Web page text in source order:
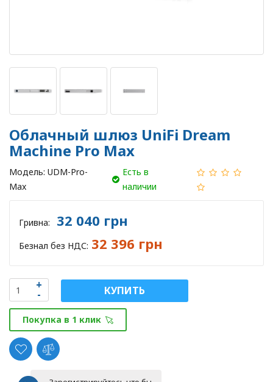
Облачный шлюз UniFi Dream
Machine Pro Max
Модель: UDM-Pro-
Max
Есть в
наличии
Гривна: 32 040 грн
Безнал без НДС: 32 396 грн
КУПИТЬ
Покупка в 1 клик